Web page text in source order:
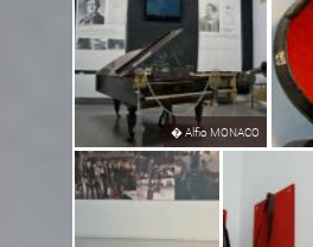
�Alfio MONACO